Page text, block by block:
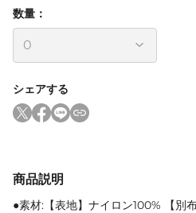
数量：
シェアする
商品説明
●素材:【表地】ナイロン100% 【別